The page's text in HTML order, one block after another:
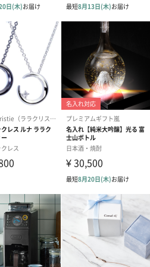
ィベア（バニラ）
円）
テディベア（
ル）（1,760円
梱してお届けいたします。ギフト